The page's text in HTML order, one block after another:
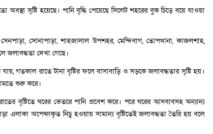
সৃষ্টি হয়েছে। পানি বৃদ্ধি পেয়েছে সিলেট শহরের বুক চিড়ে বয়ে যাওয়া
সেনপাড়া, সোনাপাড়া, শাহজালাল উপশহর, মেন্দিবাগ, তোপখানা, কাজলশাহ,
জলাবদ্ধতা দেখা গেছে।
গতকাল রাতে টানা বৃষ্টির ফলে বাসাবাড়ি ও সড়কে জলাবদ্ধতার সৃষ্টি হয়।
শুরু করে।
বৃষ্টিতে ঘরের ভেতরে পানি প্রবেশ করে। পরে ঘরের আসবাবসহ অন্যান্য
এলাকা অপেক্ষাকৃত নিচু হওয়ায় সামান্য বৃষ্টিতেই জলাবদ্ধতা তৈরি হয় বলে